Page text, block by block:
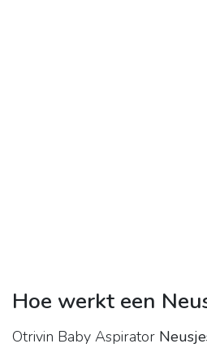
Hoe werkt een
Otrivin Baby Aspirator